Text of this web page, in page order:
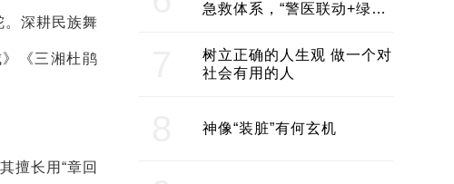
深耕民族舞
《三湘杜鹃
擅长用“章回
急救体系，“警医联动+绿波
树立正确的人生观 做一个对
社会有用的人
神像“装脏”有何玄机